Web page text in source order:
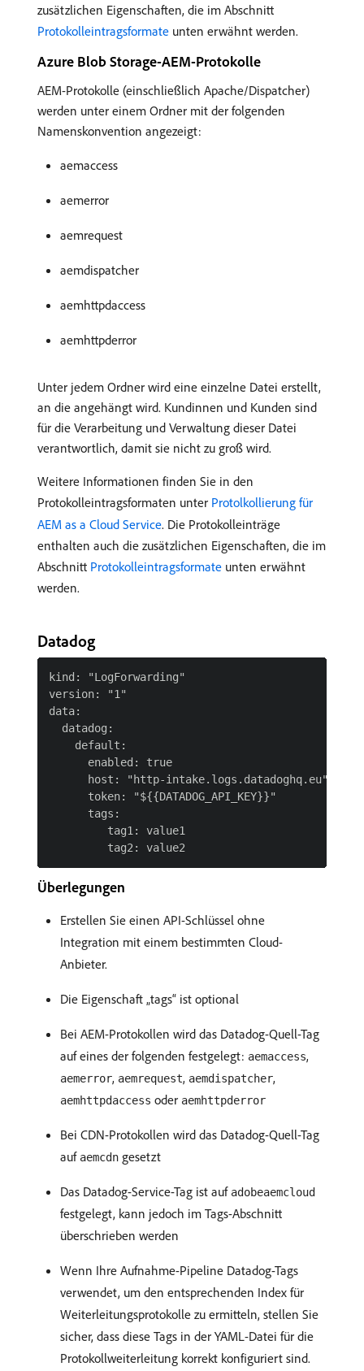
zusätzlichen Eigenschaften, die im Abschnitt
Protokolleintragsformate unten erwähnt werden.
Azure Blob Storage-AEM-Protokolle
AEM-Protokolle (einschließlich Apache/Dispatcher)
werden unter einem Ordner mit der folgenden
Namenskonvention angezeigt:
aemaccess
aemerror
aemrequest
aemdispatcher
aemhttpdaccess
aemhttpderror
Unter jedem Ordner wird eine einzelne Datei erstellt,
an die angehängt wird. Kundinnen und Kunden sind
für die Verarbeitung und Verwaltung dieser Datei
verantwortlich, damit sie nicht zu groß wird.
Weitere Informationen finden Sie in den
Protokolleintragsformaten unter Protolkollierung für
AEM as a Cloud Service. Die Protokolleinträge
enthalten auch die zusätzlichen Eigenschaften, die im
Abschnitt Protokolleintragsformate unten erwähnt
werden.
Datadog
kind: "LogForwarding"
version: "1"
data:
  datadog:
    default:
      enabled: true
      host: "http-intake.logs.datadoghq.eu"
      token: "${{DATADOG_API_KEY}}"
      tags:
         tag1: value1
Überlegungen
Erstellen Sie einen API-Schlüssel ohne
Integration mit einem bestimmten Cloud-
Anbieter.
Die Eigenschaft „tags“ ist optional
Bei AEM-Protokollen wird das Datadog-Quell-Tag
auf eines der folgenden festgelegt: aemaccess,
aemerror, aemrequest, aemdispatcher,
aemhttpdaccess oder aemhttpderror
Bei CDN-Protokollen wird das Datadog-Quell-Tag
auf aemcdn gesetzt
Das Datadog-Service-Tag ist auf adobeaemcloud
festgelegt, kann jedoch im Tags-Abschnitt
überschrieben werden
Wenn Ihre Aufnahme-Pipeline Datadog-Tags
verwendet, um den entsprechenden Index für
Weiterleitungsprotokolle zu ermitteln, stellen Sie
sicher, dass diese Tags in der YAML-Datei für die
Protokollweiterleitung korrekt konfiguriert sind.